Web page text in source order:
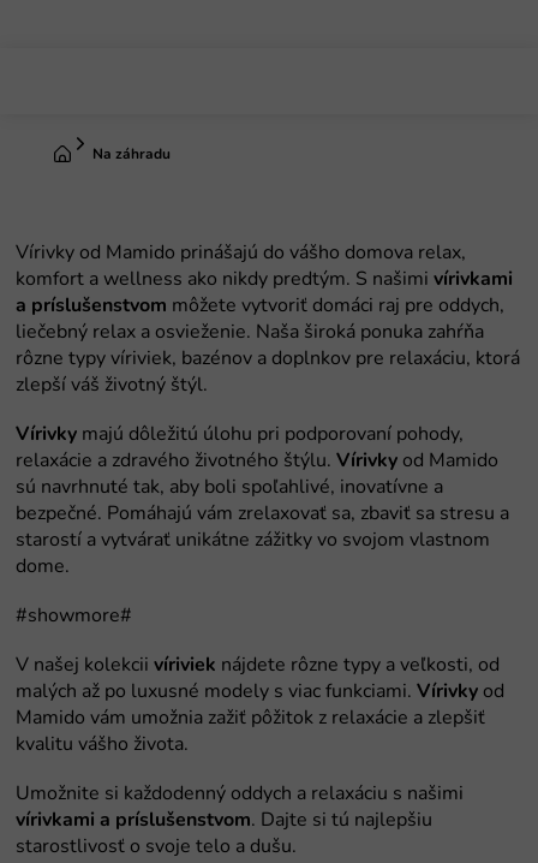
DomovNa záhradu
vírivkami
a príslušenstvom
Vírivky
Vírivky
víriviek
Vírivky
vírivkami a príslušenstvom